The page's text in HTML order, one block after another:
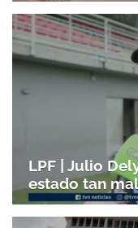
LPF | Julio
estado tan